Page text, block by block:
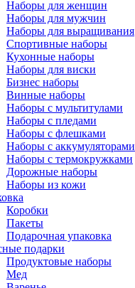
Наборы для женщин
Наборы для мужчин
Наборы для выращивания
Спортивные наборы
Кухонные наборы
Наборы для виски
Бизнес наборы
Винные наборы
Наборы с мультитулами
Наборы с пледами
Наборы с флешками
Наборы с аккумуляторами
Наборы с термокружками
Дорожные наборы
Наборы из кожи
Коробки
Пакеты
Подарочная упаковка
подарки
Продуктовые наборы
Мед